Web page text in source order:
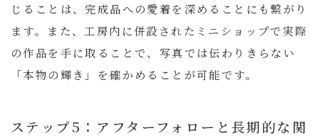
じることは、完成品への愛着を深めることにも繋がり
ます。また、工房内に併設されたミニショップで実際
の作品を手に取ることで、写真では伝わりきらない
「本物の輝き」を確かめることが可能です。
ステップ5：アフターフォローと長期的な関